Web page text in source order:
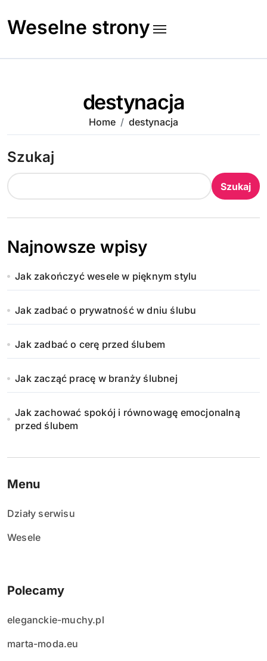
to
content
Weselne strony
destynacja
Home destynacja
Szukaj
Szukaj
Najnowsze wpisy
Jak zakończyć wesele w pięknym stylu
Jak zadbać o prywatność w dniu ślubu
Jak zadbać o cerę przed ślubem
Jak zacząć pracę w branży ślubnej
Jak zachować spokój i równowagę emocjonalną
przed ślubem
Menu
Działy serwisu
Wesele
Polecamy
eleganckie-muchy.pl
marta-moda.eu